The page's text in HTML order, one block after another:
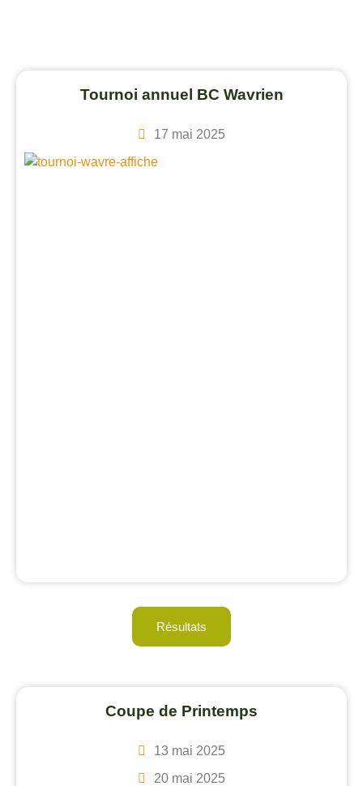
Tournoi annuel BC Wavrien
17 mai 2025
Résultats
Coupe de Printemps
13 mai 2025
20 mai 2025